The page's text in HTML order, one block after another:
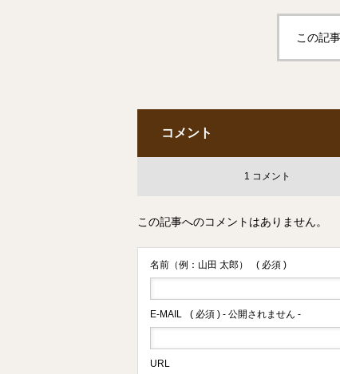
この記
コメント
1 コメント
この記事へのコメントはありません。
名前（例：山田 太郎） ( 必須 )
E-MAIL ( 必須 ) - 公開されません -
URL